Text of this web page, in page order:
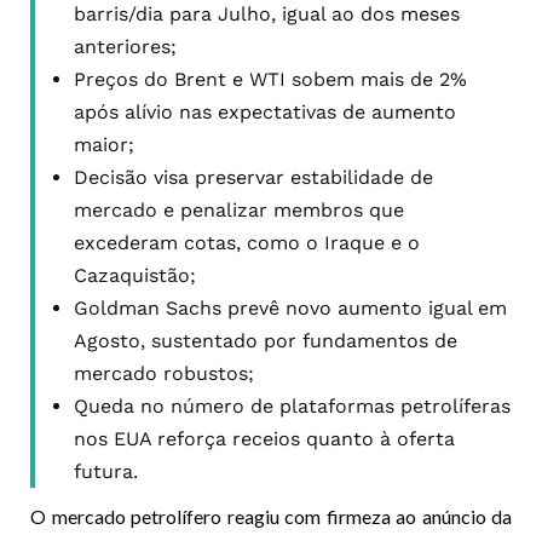
barris/dia para Julho, igual ao dos meses
anteriores;
Preços do Brent e WTI sobem mais de 2%
após alívio nas expectativas de aumento
maior;
Decisão visa preservar estabilidade de
mercado e penalizar membros que
excederam cotas, como o Iraque e o
Cazaquistão;
Goldman Sachs prevê novo aumento igual em
Agosto, sustentado por fundamentos de
mercado robustos;
Queda no número de plataformas petrolíferas
nos EUA reforça receios quanto à oferta
futura.
O mercado petrolífero reagiu com firmeza ao anúncio da